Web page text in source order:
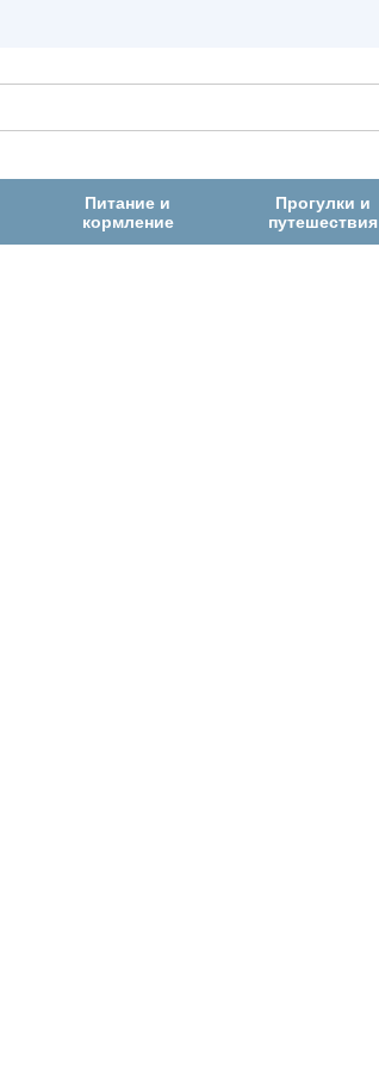
Питание и
кормление
Прогулки и
путешествия